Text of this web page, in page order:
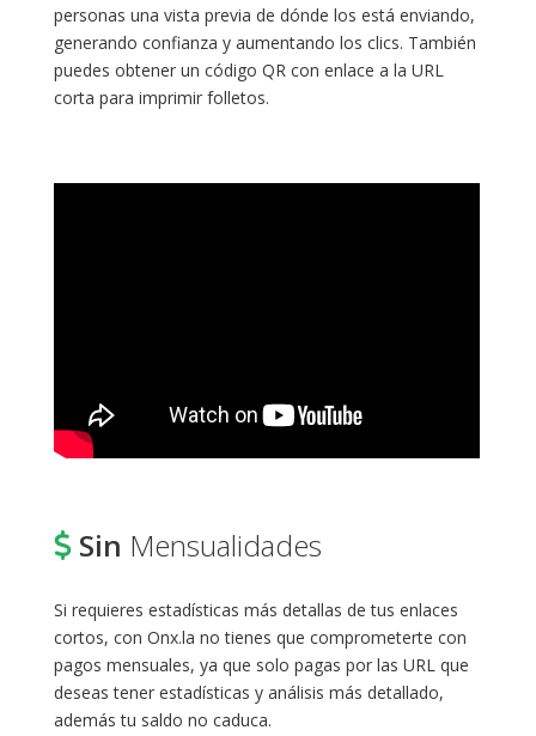
personas una vista previa de dónde los está enviando,
generando confianza y aumentando los clics. También
puedes obtener un código QR con enlace a la URL
corta para imprimir folletos.
Sin Mensualidades
Si requieres estadísticas más detallas de tus enlaces
cortos, con Onx.la no tienes que comprometerte con
pagos mensuales, ya que solo pagas por las URL que
deseas tener estadísticas y análisis más detallado,
además tu saldo no caduca.